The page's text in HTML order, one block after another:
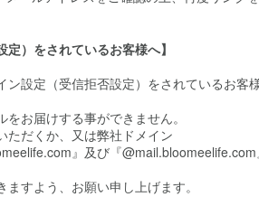
麗で、そして可愛いです。 凄く喜んでいま
います。
Birthday カード付き
定）をされているお客様へ】
ン設定（受信拒否設定）をされているお客
お届けする事ができません。
ただくか、又は弊社ドメイン
』及び『@mail.bloomeelife.com
すよう、お願い申し上げます。